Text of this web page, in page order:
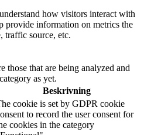
how visitors interact with
provide information on metrics the
traffic source, etc.
those that are being analyzed and
as yet.
Beskrivning
cookie is set by GDPR cookie
to record the user consent for
cookies in the category